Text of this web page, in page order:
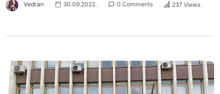
Vedran 30.09.2022. 0 Comments 237 Views